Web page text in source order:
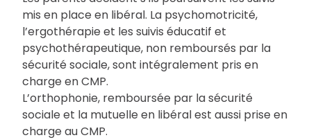
mis en place en libéral. La psychomotricité,
l’ergothérapie et les suivis éducatif et
psychothérapeutique, non remboursés par la
sécurité sociale, sont intégralement pris en
charge en CMP.
L’orthophonie, remboursée par la sécurité
sociale et la mutuelle en libéral est aussi prise en
charge au CMP.